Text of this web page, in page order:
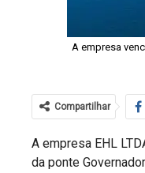
A empresa
Compartilhar
A empresa EHL
da ponte